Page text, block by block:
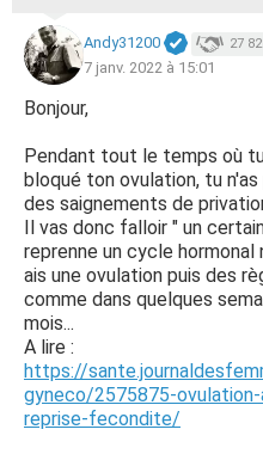
Andy31200 27
7 janv. 2022 à 15:01
Bonjour,
Pendant tout le temps où
bloqué ton ovulation, tu
des saignements de
Il vas donc falloir " un
reprenne un cycle hormonal
ais une ovulation puis des
comme dans quelques
mois...
A lire :
https://
gyneco/2575875-
reprise-fecondite/